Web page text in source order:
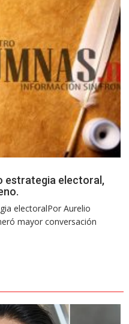
estrategia electoral,
electoralPor Aurelio
mayor conversación